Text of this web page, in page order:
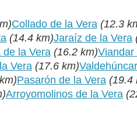
Collado de la Vera (12.3
(14.4 km)Jaraíz de la Vera
de la Vera (16.2 km)Viandar
Vera (17.6 km)Valdehúncar
Pasarón de la Vera (19.4
Arroyomolinos de la Vera